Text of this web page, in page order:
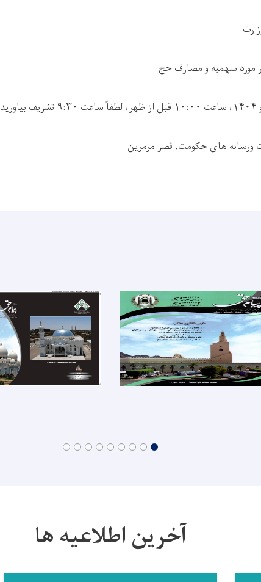
مورد سهمیه و مصارف حج
۱۴۰۴، ساعت ۱۰:۰۰ قبل از ظهر، لطفاً ساعت ۹:۳۰ تشریف بیاورید
ورسانه های حکومت، قصر مرمرین
آخرین اطلاعیه ها